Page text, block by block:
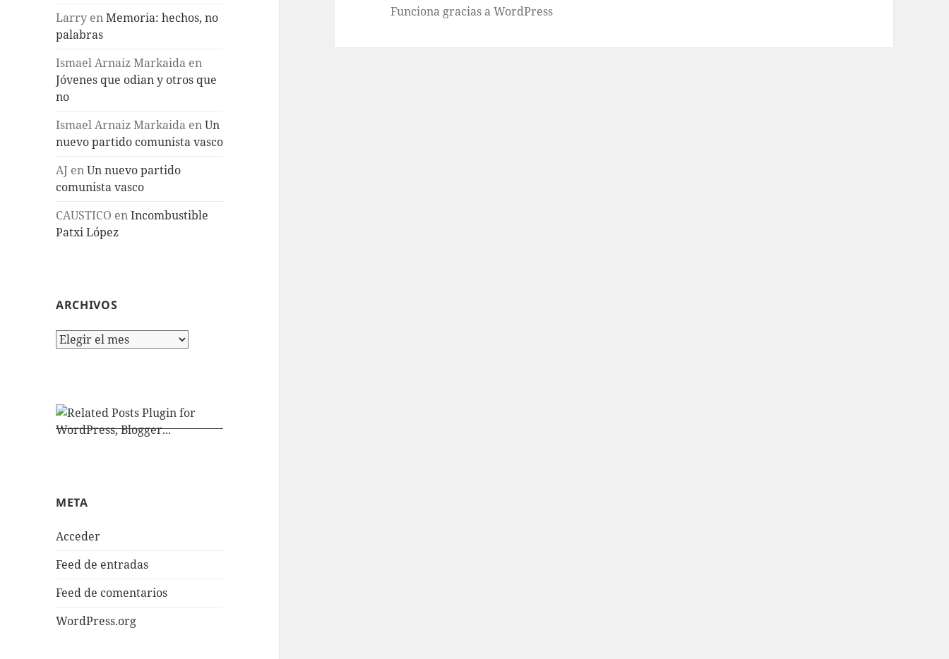
Larry enMemoria: hechos, no
palabras
Ismael Arnaiz Markaida en
Jóvenes que odian y otros que
no
Ismael Arnaiz Markaida enUn
nuevo partido comunista vasco
AJ enUn nuevo partido
comunista vasco
CAUSTICO enIncombustible
Patxi López
ARCHIVOS
Archivos
META
Acceder
Feed de entradas
Feed de comentarios
WordPress.org
Funciona gracias a WordPress